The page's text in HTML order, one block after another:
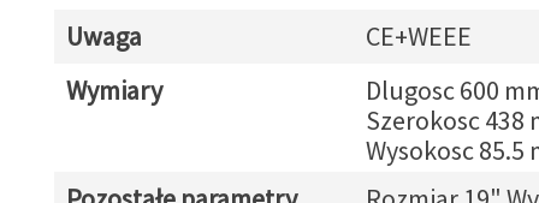
Uwaga
CE+WEEE
Wymiary
Dlugosc 600
Szerokosc 438
Wysokosc 85.5